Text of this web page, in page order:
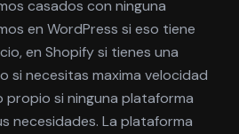
casados con ninguna
en WordPress si eso tiene
en Shopify si tienes una
si necesitas maxima velocidad
propio si ninguna plataforma
necesidades. La plataforma